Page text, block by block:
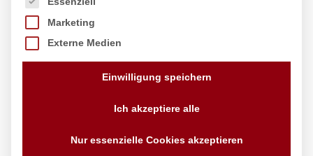
Marketing
Externe Medien
Einwilligung speichern
Ich akzeptiere alle
Nur essenzielle Cookies akzeptieren